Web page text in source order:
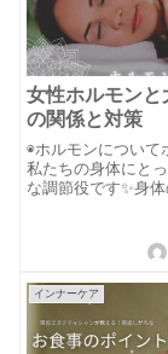
女性ホルモンと
の関係と対策
◉ホルモンについて
私たちの身体にと
な調節役です✨身体
す。骨や筋肉の成
エネルギーの代謝
ルするだけでなく
や食欲、食物の...
インナーケア